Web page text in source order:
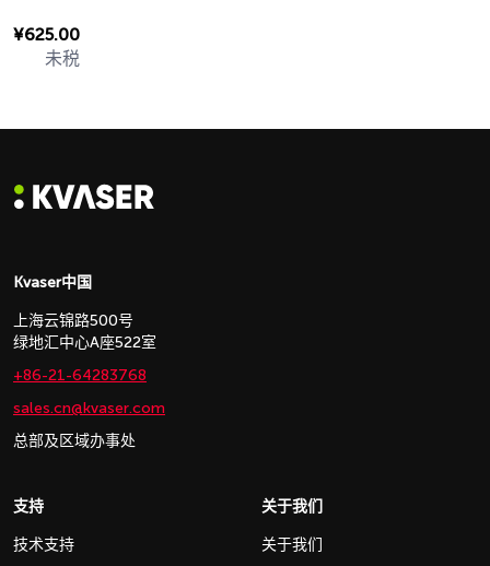
¥625.00
未税
Kvaser中国
上海云锦路500号
绿地汇中心A座522室
+86-21-64283768
sales.cn@kvaser.com
总部及区域办事处
支持
技术支持
关于我们
关于我们